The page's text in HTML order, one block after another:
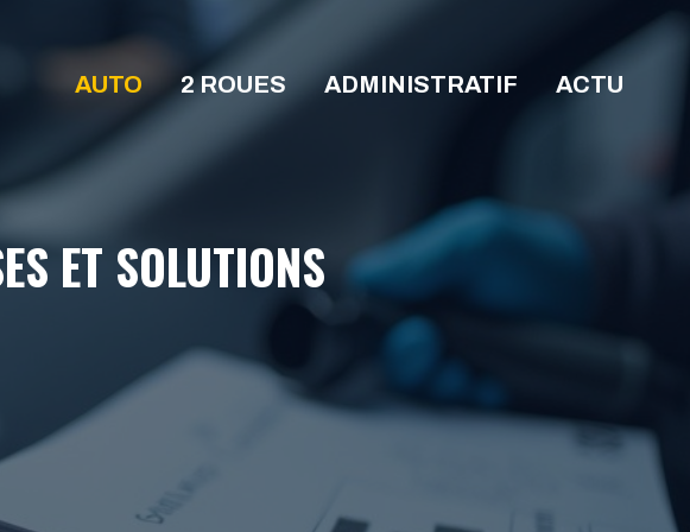
AUTO 2 ROUES ADMINISTRATIF ACTU
ET SOLUTIONS